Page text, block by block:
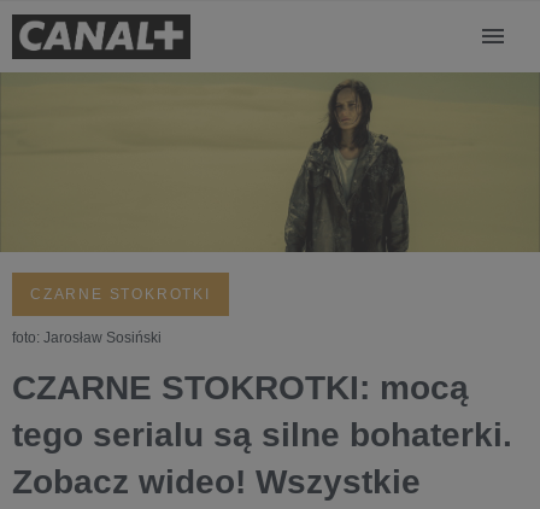
CZARNE STOKROTKI
foto: Jarosław Sosiński
CZARNE STOKROTKI: mocą
tego serialu są silne bohaterki.
Zobacz wideo! Wszystkie